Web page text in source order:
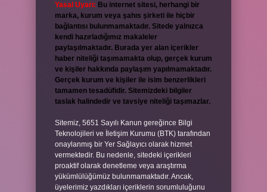
Yasal Uyarı: Bu internet sitesi, herhangi bir
marka, kurum veya şahıs şirketi ile hiçbir
bağlantısı bulunmamaktadır. Sitede yalnızca
kendi hazırladığımız makaleler
paylaşılmaktadır. Burada yer alan içerikler
haber niteliği taşımamakta olup, gerçek kurum
ve kişiler hakkında paylaşım yapılmamaktadır.
Gerçek kurum ve kişiler ile isim benzerlikleri
tamamen tesadüfidir. Sitemizdeki bilgiler
taslak halindedir ve tavsiye niteliği taşımazlar.
Sitemiz, 5651 Sayılı Kanun gereğince Bilgi
Teknolojileri ve İletişim Kurumu (BTK) tarafından
onaylanmış bir Yer Sağlayıcı olarak hizmet
vermektedir. Bu nedenle, sitedeki içerikleri
proaktif olarak denetleme veya araştırma
yükümlülüğümüz bulunmamaktadır. Ancak,
üyelerimiz yazdıkları içeriklerin sorumluluğunu